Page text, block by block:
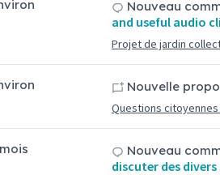
Nouveau
and useful audio
Projet de jardin
Nouvelle
Questions
Nouveau
discuter des